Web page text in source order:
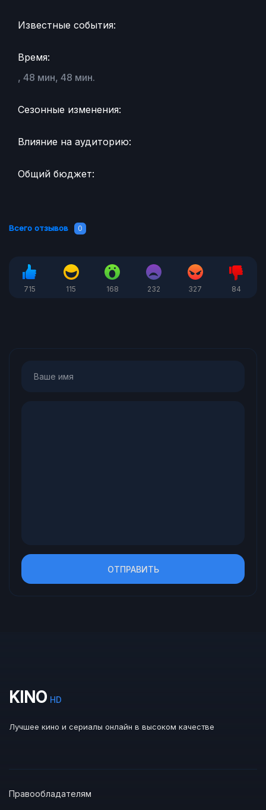
Известные события:
Время:
, 48 мин, 48 мин.
Сезонные изменения:
Влияние на аудиторию:
Общий бюджет:
Всего отзывов 0
715 115 168 232 327 84
ОТПРАВИТЬ
KINO HD
Лучшее кино и сериалы онлайн в высоком качестве
Правообладателям